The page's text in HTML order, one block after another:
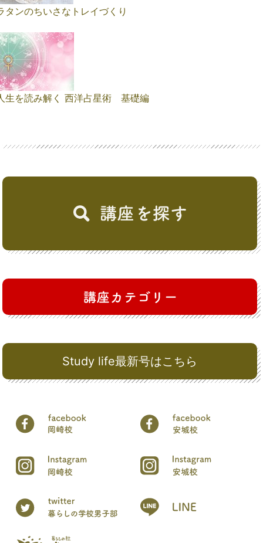
Study life最新号はこちら
タンのちいさなトレイづくり
生を読み解く 西洋占星術 基礎編